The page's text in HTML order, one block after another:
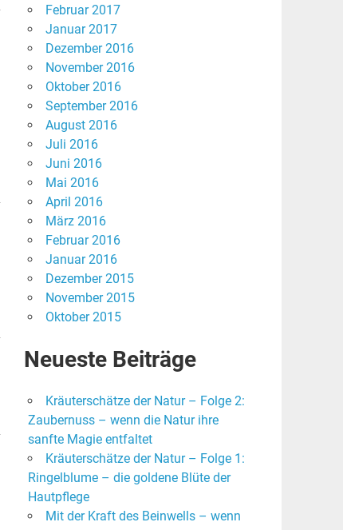
Februar 2017
Januar 2017
Dezember 2016
November 2016
Oktober 2016
September 2016
August 2016
Juli 2016
Juni 2016
Mai 2016
April 2016
März 2016
Februar 2016
Januar 2016
Dezember 2015
November 2015
Oktober 2015
Neueste Beiträge
Kräuterschätze der Natur – Folge 2:
Zaubernuss – wenn die Natur ihre
sanfte Magie entfaltet
Kräuterschätze der Natur – Folge 1:
Ringelblume – die goldene Blüte der
Hautpflege
Mit der Kraft des Beinwells – wenn